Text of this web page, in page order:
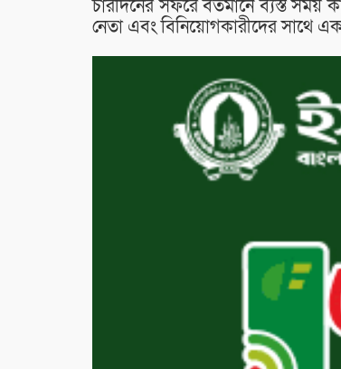
চারদিনের সফরে বর্তমানে ব্যস্ত সময়
নেতা এবং বিনিয়োগকারীদের সাথে